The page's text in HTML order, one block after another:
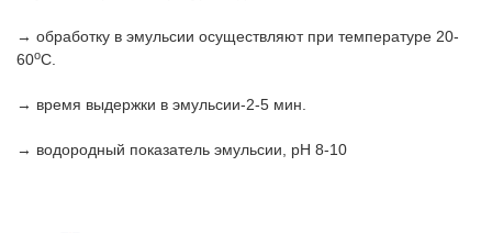
→ обработку в эмульсии осуществляют при температуре 20-
60oС.
→ время выдержки в эмульсии-2-5 мин.
→ водородный показатель эмульсии, рН 8-10